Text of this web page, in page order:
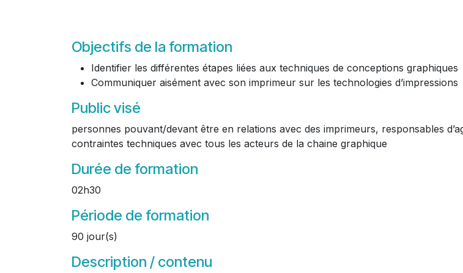
Objectifs de la formation
Identifier les différentes étapes liées aux techniques de conceptions graphiques
Communiquer aisément avec son imprimeur sur les technologies d’impressions
Public visé
personnes pouvant/devant être en relations avec des imprimeurs, responsables
contraintes techniques avec tous les acteurs de la chaine graphique
Durée de formation
02h30
Période de formation
90 jour(s)
Description / contenu